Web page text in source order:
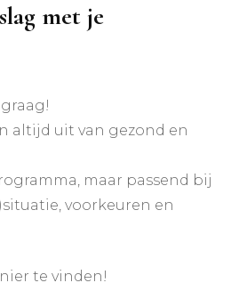
met je
altijd uit van gezond en
maar passend bij
voorkeuren en
te vinden!